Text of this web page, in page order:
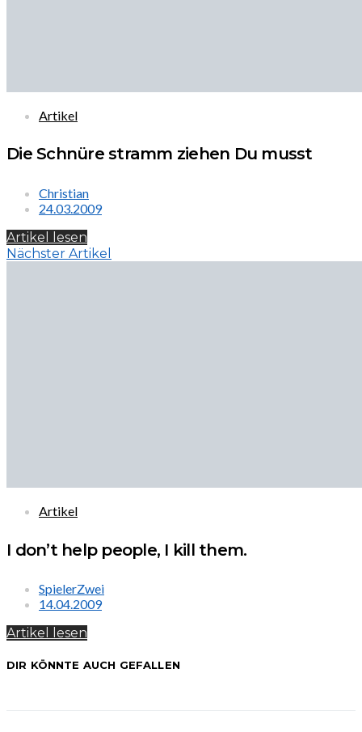
Artikel
Die Schnüre stramm ziehen Du musst
Christian
24.03.2009
Artikel lesen
Nächster Artikel
Artikel
I don’t help people, I kill them.
SpielerZwei
14.04.2009
Artikel lesen
DIR KÖNNTE AUCH GEFALLEN